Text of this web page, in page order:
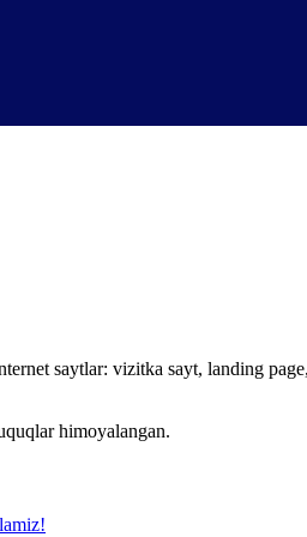
saytlar: vizitka sayt, landing
himoyalangan.